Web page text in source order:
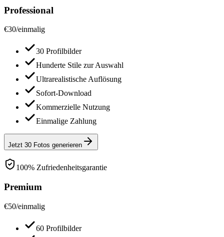
Professional
€30/einmalig
30 Profilbilder
Hunderte Stile zur Auswahl
Ultrarealistische Auflösung
Sofort-Download
Kommerzielle Nutzung
Einmalige Zahlung
Jetzt 30 Fotos generieren
100% Zufriedenheitsgarantie
Premium
€50/einmalig
60 Profilbilder